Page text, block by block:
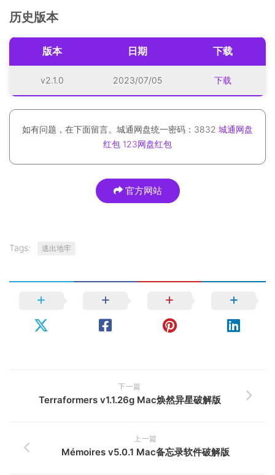
历史版本
版本 日期 下载
v2.1.0 2023/07/05 下载
如有问题，在下面留言。城通网盘统一密码：3832 城通网盘
红包 123网盘红包
官方网站
Tags: 逃出地牢
下一篇
Terraformers v1.1.26g Mac焕然异星破解版
上一篇
Mémoires v5.0.1 Mac备忘录软件破解版